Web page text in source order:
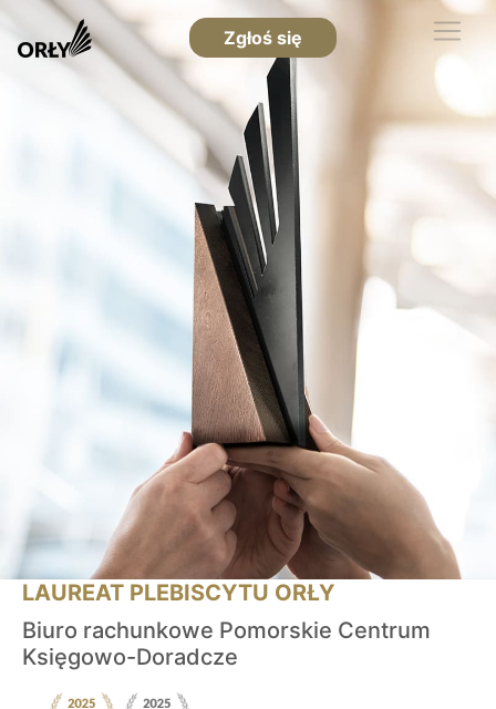
Zgłoś się
LAUREAT PLEBISCYTU ORŁY
Biuro rachunkowe Pomorskie Centrum
Księgowo-Doradcze